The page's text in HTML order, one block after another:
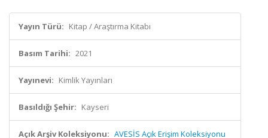
Yayın Türü: Kitap / Araştırma Kitabı
Basım Tarihi: 2021
Yayınevi: Kimlik Yayınları
Basıldığı Şehir: Kayseri
Açık Arşiv Koleksiyonu: AVESİS Açık Erişim Koleksiyonu